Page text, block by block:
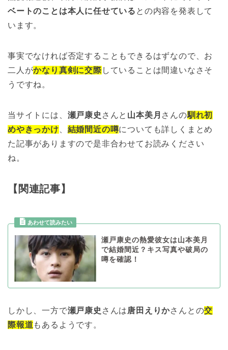
ベートのことは本人に任せている との内容を発表して
います。
事実でなければ否定することもできるはずなので、お
二人がかなり真剣に交際 していることは間違いなさそ
うですね。
当サイトには、 瀬戸康史 さんと 山本美月 さんの馴れ初
めやきっかけ
結婚間近の噂についても詳しくまとめ
た記事がありますので是非合わせてお読みください
ね。
【関連記事】
瀬戸康史の熱愛彼女は山本美月
で結婚間近？キス写真や破局の
噂を確認！
しかし、一方で瀬戸康史 さんは 唐田えりかさんとの交
際報道もあるようです。